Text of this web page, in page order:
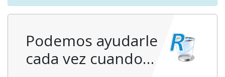
Podemos ayudarle
cada vez cuando…